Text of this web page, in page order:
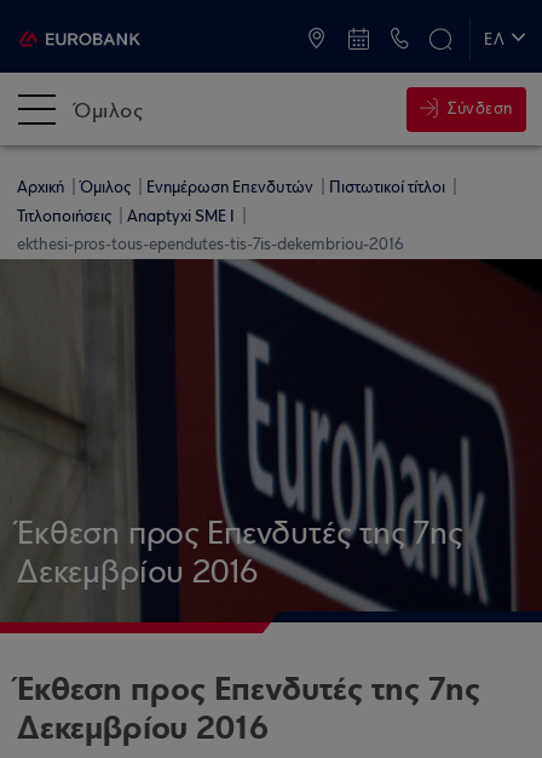
ΕΛ
Όμιλος Σύνδεση
Αρχική Όμιλος Ενημέρωση Επενδυτών
Πιστωτικοί τίτλοι
Τιτλοποιήσεις
Anaptyxi SME I
ekthesi-pros-tous-ependutes-tis-7is-dekembriou-2016
Έκθεση προς Επενδυτές της 7ης
Δεκεμβρίου 2016
Έκθεση προς Επενδυτές της 7ης
Δεκεμβρίου 2016